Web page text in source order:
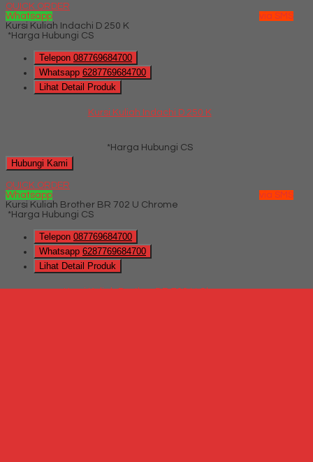
QUICK ORDER
Whatsapp
via SMS
Kursi Kuliah Indachi D 250 K
*Harga Hubungi CS
Telepon 087769684700
Whatsapp 6287769684700
Lihat Detail Produk
Kursi Kuliah Indachi D 250 K
*Harga Hubungi CS
Hubungi Kami
QUICK ORDER
Whatsapp
via SMS
Kursi Kuliah Brother BR 702 U Chrome
*Harga Hubungi CS
Telepon 087769684700
Whatsapp 6287769684700
Lihat Detail Produk
Kursi Kuliah Brother BR 702 U Chrome